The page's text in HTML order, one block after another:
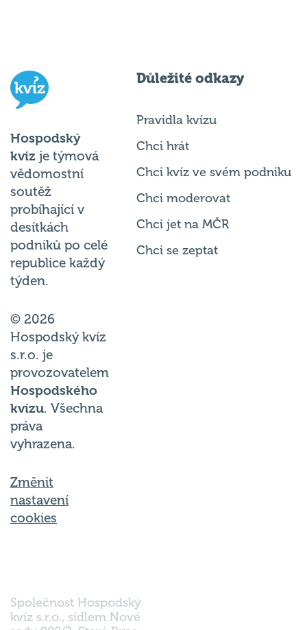
Hospodský
kvíz je týmová
vědomostní
soutěž
probíhající v
desítkách
podniků po celé
republice každý
týden.
© 2026
Hospodský kvíz
s.r.o. je
provozovatelem
Hospodského
kvízu. Všechna
práva
vyhrazena.
Změnit
nastavení
cookies
Důležité odkazy
Pravidla kvízu
Chci hrát
Chci kvíz ve svém podniku
Chci moderovat
Chci jet na MČR
Chci se zeptat
Společnost Hospodský
kvíz s.r.o., sídlem Nové